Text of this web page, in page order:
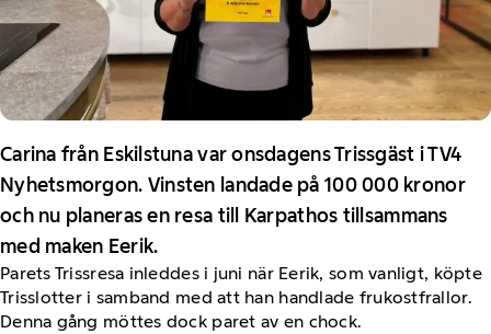
Carina från Eskilstuna var onsdagens Trissgäst i TV4
Nyhetsmorgon. Vinsten landade på 100 000 kronor
och nu planeras en resa till Karpathos tillsammans
med maken Eerik.
Parets Trissresa inleddes i juni när Eerik, som vanligt, köpte
Trisslotter i samband med att han handlade frukostfrallor.
Denna gång möttes dock paret av en chock.